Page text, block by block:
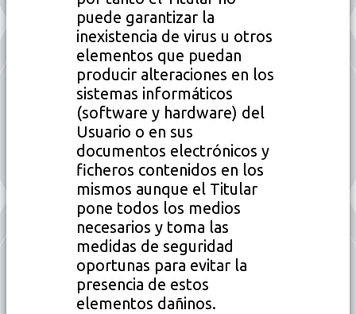
puede garantizar la
inexistencia de virus u otros
elementos que puedan
producir alteraciones en los
sistemas informáticos
(software y hardware) del
Usuario o en sus
documentos electrónicos y
ficheros contenidos en los
mismos aunque el Titular
pone todos los medios
necesarios y toma las
medidas de seguridad
oportunas para evitar la
presencia de estos
elementos dañinos.